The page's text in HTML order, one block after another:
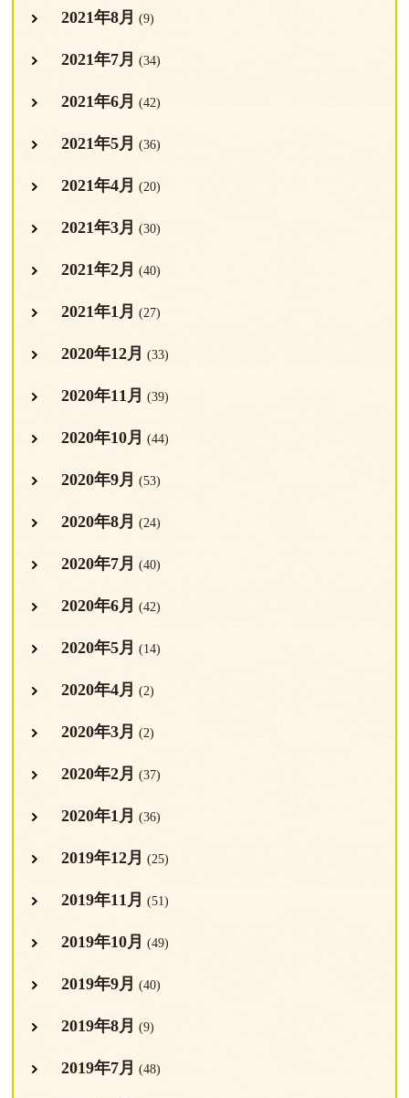
2021年8月 (9)
2021年7月 (34)
2021年6月 (42)
2021年5月 (36)
2021年4月 (20)
2021年3月 (30)
2021年2月 (40)
2021年1月 (27)
2020年12月 (33)
2020年11月 (39)
2020年10月 (44)
2020年9月 (53)
2020年8月 (24)
2020年7月 (40)
2020年6月 (42)
2020年5月 (14)
2020年4月 (2)
2020年3月 (2)
2020年2月 (37)
2020年1月 (36)
2019年12月 (25)
2019年11月 (51)
2019年10月 (49)
2019年9月 (40)
2019年8月 (9)
2019年7月 (48)